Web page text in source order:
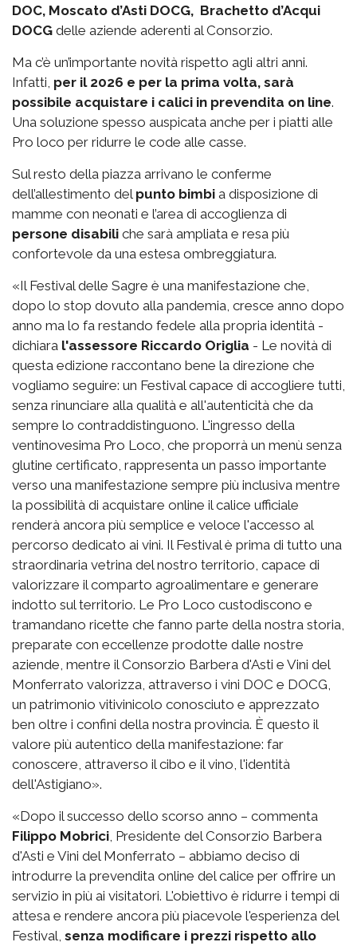
DOC, Moscato d’Asti DOCG, Brachetto d’Acqui
DOCG delle aziende aderenti al Consorzio.
Ma c’è un’importante novità rispetto agli altri anni.
Infatti, per il 2026 e per la prima volta, sarà
possibile acquistare i calici in prevendita on line.
Una soluzione spesso auspicata anche per i piatti alle
Pro loco per ridurre le code alle casse.
Sul resto della piazza arrivano le conferme
dell’allestimento del punto bimbi a disposizione di
mamme con neonati e l’area di accoglienza di
persone disabili che sarà ampliata e resa più
confortevole da una estesa ombreggiatura.
«Il Festival delle Sagre è una manifestazione che,
dopo lo stop dovuto alla pandemia, cresce anno dopo
anno ma lo fa restando fedele alla propria identità -
dichiara l'assessore Riccardo Origlia - Le novità di
questa edizione raccontano bene la direzione che
vogliamo seguire: un Festival capace di accogliere tutti,
senza rinunciare alla qualità e all'autenticità che da
sempre lo contraddistinguono. L'ingresso della
ventinovesima Pro Loco, che proporrà un menù senza
glutine certificato, rappresenta un passo importante
verso una manifestazione sempre più inclusiva mentre
la possibilità di acquistare online il calice ufficiale
renderà ancora più semplice e veloce l'accesso al
percorso dedicato ai vini. Il Festival è prima di tutto una
straordinaria vetrina del nostro territorio, capace di
valorizzare il comparto agroalimentare e generare
indotto sul territorio. Le Pro Loco custodiscono e
tramandano ricette che fanno parte della nostra storia,
preparate con eccellenze prodotte dalle nostre
aziende, mentre il Consorzio Barbera d'Asti e Vini del
Monferrato valorizza, attraverso i vini DOC e DOCG,
un patrimonio vitivinicolo conosciuto e apprezzato
ben oltre i confini della nostra provincia. È questo il
valore più autentico della manifestazione: far
conoscere, attraverso il cibo e il vino, l'identità
dell'Astigiano».
«Dopo il successo dello scorso anno – commenta
Filippo Mobrici , Presidente del Consorzio Barbera
d'Asti e Vini del Monferrato – abbiamo deciso di
introdurre la prevendita online del calice per offrire un
servizio in più ai visitatori. L'obiettivo è ridurre i tempi di
attesa e rendere ancora più piacevole l'esperienza del
Festival, senza modificare i prezzi rispetto allo